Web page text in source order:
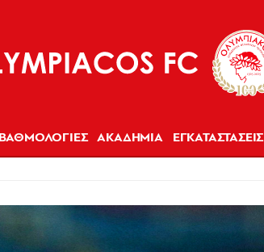
ΒΑΘΜΟΛΟΓΙΕΣ ΑΚΑΔΗΜΙΑ ΕΓΚΑΤΑΣΤΑΣΕΙΣ